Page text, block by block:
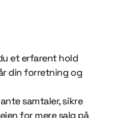
et erfarent hold
din forretning og
samtaler, sikre
for mere salg på